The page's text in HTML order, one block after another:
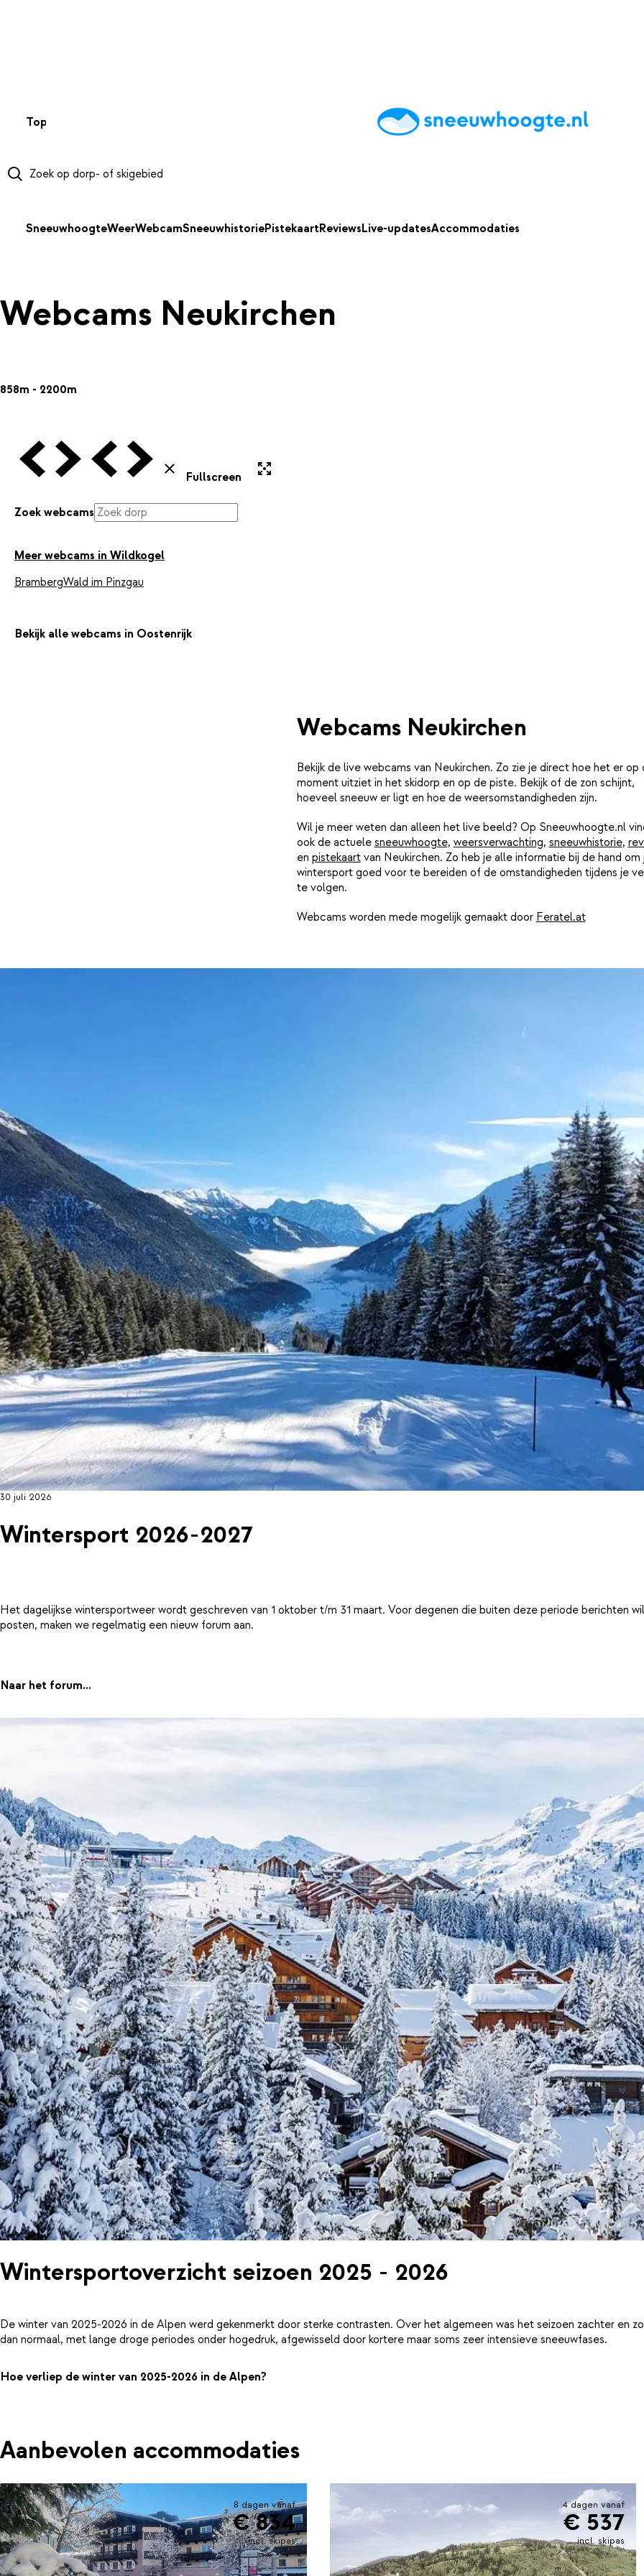
Top 50 AccommodatiesTipsReviewsLive updatesApp
SneeuwhoogteWeerWebcamSneeuwhistoriePistekaartReviewsLive-updatesAccommodaties
Webcams Neukirchen
858m - 2200m
Vorige Webcam
Volgende Webcam
Vorige Webcam
Volgende Webcam
Sluiten
Fullscreen
Zoek webcams
Meer webcams in Wildkogel
BrambergWald im Pinzgau
Bekijk alle webcams in Oostenrijk
Webcams Neukirchen
Bekijk de live webcams van Neukirchen. Zo zie je direct hoe het er op
moment uitziet in het skidorp en op de piste. Bekijk of de zon schijnt,
hoeveel sneeuw er ligt en hoe de weersomstandigheden zijn.
Wil je meer weten dan alleen het live beeld? Op Sneeuwhoogte.nl
ook de actuele sneeuwhoogte, weersverwachting, sneeuwhistorie,
en pistekaartvan Neukirchen. Zo heb je alle informatie bij de hand om
wintersport goed voor te bereiden of de omstandigheden tijdens je
te volgen.
Webcams worden mede mogelijk gemaakt door Feratel.at
30 juli 2026
Wintersport 2026-2027
Het dagelijkse wintersportweer wordt geschreven van 1 oktober t/m 31 maart. Voor degenen die buiten deze periode berichten
posten, maken we regelmatig een nieuw forum aan.
Naar het forum...
Wintersportoverzicht seizoen 2025 - 2026
De winter van 2025-2026 in de Alpen werd gekenmerkt door sterke contrasten. Over het algemeen was het seizoen zachter en
dan normaal, met lange droge periodes onder hogedruk, afgewisseld door kortere maar soms zeer intensieve sneeuwfases.
Hoe verliep de winter van 2025-2026 in de Alpen?
Aanbevolen accommodaties
8 dagen vanaf
€ 834
incl. skipas
4 dagen vanaf
€ 537
incl. skipas